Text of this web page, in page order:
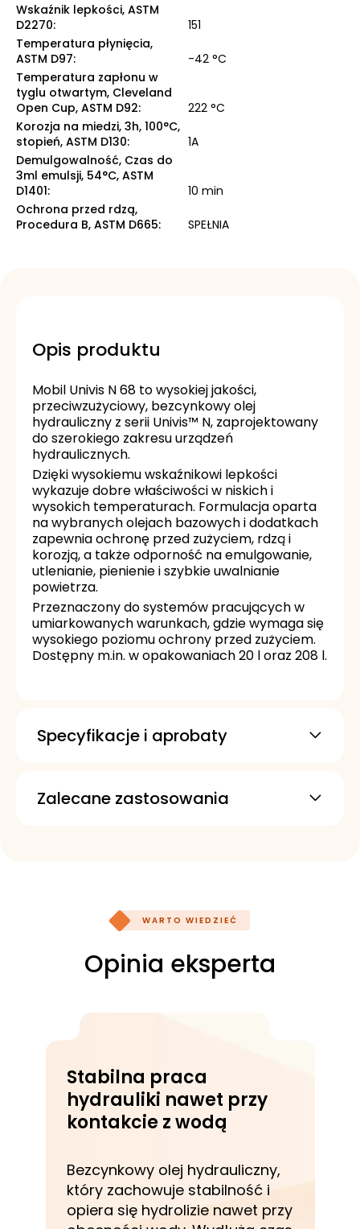
Wskaźnik lepkości, ASTM
D2270:
151
Temperatura płynięcia,
ASTM D97:
-42 °C
Temperatura zapłonu w
tyglu otwartym, Cleveland
Open Cup, ASTM D92:
222 °C
Korozja na miedzi, 3h, 100°C,
stopień, ASTM D130:
1A
Demulgowalność, Czas do
3ml emulsji, 54°C, ASTM
D1401:
10 min
Ochrona przed rdzą,
Procedura B, ASTM D665: SPEŁNIA
Opis produktu
Mobil Univis N 68 to wysokiej jakości,
przeciwzużyciowy, bezcynkowy olej
hydrauliczny z serii Univis™ N, zaprojektowany
do szerokiego zakresu urządzeń
hydraulicznych.
Dzięki wysokiemu wskaźnikowi lepkości
wykazuje dobre właściwości w niskich i
wysokich temperaturach. Formulacja oparta
na wybranych olejach bazowych i dodatkach
zapewnia ochronę przed zużyciem, rdzą i
korozją, a także odporność na emulgowanie,
utlenianie, pienienie i szybkie uwalnianie
powietrza.
Przeznaczony do systemów pracujących w
umiarkowanych warunkach, gdzie wymaga się
wysokiego poziomu ochrony przed zużyciem.
Dostępny m.in. w opakowaniach 20 l oraz 208 l.
Specyfikacje i aprobaty
Denison HF-2
Zalecane zastosowania
WARTO WIEDZIEĆ
Opinia eksperta
Stabilna praca
hydrauliki nawet przy
kontakcie z wodą
Bezcynkowy olej hydrauliczny,
który zachowuje stabilność i
opiera się hydrolizie nawet przy